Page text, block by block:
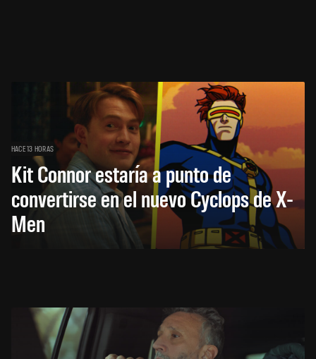
HACE 13 HORAS
Kit Connor estaría a punto de
convertirse en el nuevo Cyclops de X-
Men